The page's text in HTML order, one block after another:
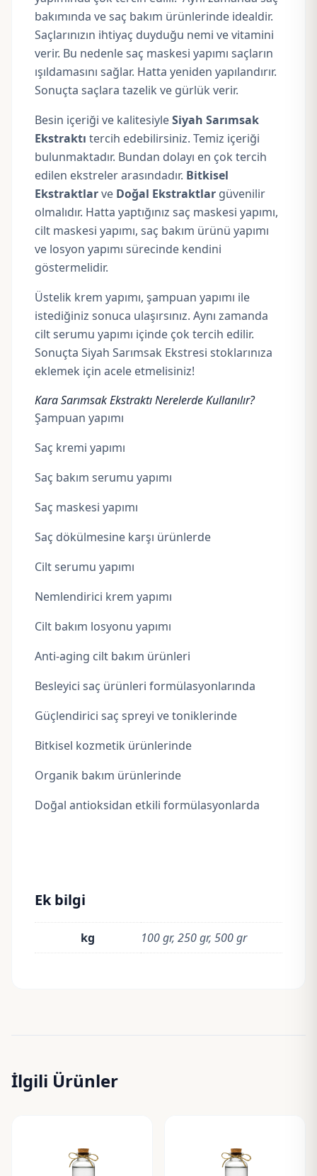
bakımında ve saç bakım ürünlerinde idealdir.
Saçlarınızın ihtiyaç duyduğu nemi ve vitamini
verir. Bu nedenle saç maskesi yapımı saçların
ışıldamasını sağlar. Hatta yeniden yapılandırır.
Sonuçta saçlara tazelik ve gürlük verir.
Besin içeriği ve kalitesiyleSiyah Sarımsak
Ekstraktı tercih edebilirsiniz. Temiz içeriği
bulunmaktadır. Bundan dolayı en çok tercih
edilen ekstreler arasındadır. Bitkisel
Ekstraktlarve Doğal Ekstraktlar güvenilir
olmalıdır. Hatta yaptığınız saç maskesi yapımı,
cilt maskesi yapımı, saç bakım ürünü yapımı
ve losyon yapımı sürecinde kendini
göstermelidir.
Üstelik krem yapımı, şampuan yapımı ile
istediğiniz sonuca ulaşırsınız. Aynı zamanda
cilt serumu yapımı içinde çok tercih edilir.
Sonuçta Siyah Sarımsak Ekstresi stoklarınıza
eklemek için acele etmelisiniz!
Kara Sarımsak Ekstraktı Nerelerde Kullanılır?
Şampuan yapımı
Saç kremi yapımı
Saç bakım serumu yapımı
Saç maskesi yapımı
Saç dökülmesine karşı ürünlerde
Cilt serumu yapımı
Nemlendirici krem yapımı
Cilt bakım losyonu yapımı
Anti-aging cilt bakım ürünleri
Besleyici saç ürünleri formülasyonlarında
Güçlendirici saç spreyi ve toniklerinde
Bitkisel kozmetik ürünlerinde
Organik bakım ürünlerinde
Doğal antioksidan etkili formülasyonlarda
Ek bilgi
kg 100 gr, 250 gr, 500 gr
İlgili Ürünler